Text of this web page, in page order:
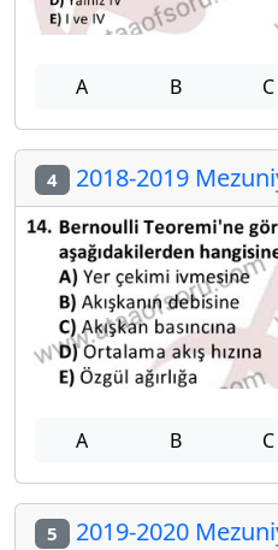
A B C
4 2018-2019
A B C
5 2019-2020